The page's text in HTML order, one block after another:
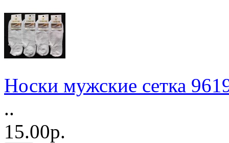
Носки мужские сетка
..
15.00р.